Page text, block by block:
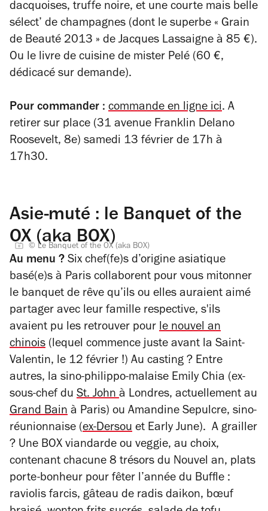
dacquoises, truffe noire, et une courte mais belle
sélect’ de champagnes (dont le superbe « Grain
de Beauté 2013 » de Jacques Lassaigne à 85 €).
Ou le livre de cuisine de mister Pelé (60 €,
dédicacé sur demande).
Pour commander : commande en ligne ici. A
retirer sur place (31 avenue Franklin Delano
Roosevelt, 8e) samedi 13 février de 17h à
17h30.
Asie-muté : le Banquet of the
OX (aka BOX)
© Le Banquet of the OX (aka BOX)
Au menu ? Six chef(fe)s d’origine asiatique
basé(e)s à Paris collaborent pour vous mitonner
le banquet de rêve qu’ils ou elles auraient aimé
partager avec leur famille respective, s'ils
avaient pu les retrouver pour le nouvel an
chinois (lequel commence juste avant la Saint-
Valentin, le 12 février !) Au casting ? Entre
autres, la sino-philippo-malaise Emily Chia (ex-
sous-chef du St. Johnà Londres, actuellement au
Grand Bain à Paris) ou Amandine Sepulcre, sino-
réunionnaise (ex-Dersou et Early June). A grailler
? Une BOX viandarde ou veggie, au choix,
contenant chacune 8 trésors du Nouvel an, plats
porte-bonheur pour fêter l’année du Buffle :
raviolis farcis, gâteau de radis daikon, bœuf